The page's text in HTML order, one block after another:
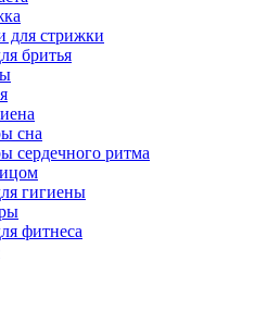
стрижки
бритья
сна
сердечного ритма
гигиены
фитнеса